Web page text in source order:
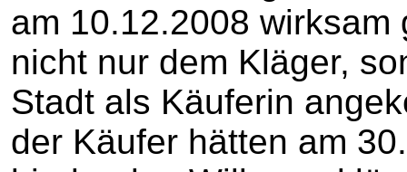
am 10.12.2008
nicht nur dem Kläger,
Stadt als Käuferin
der Käufer hätten am